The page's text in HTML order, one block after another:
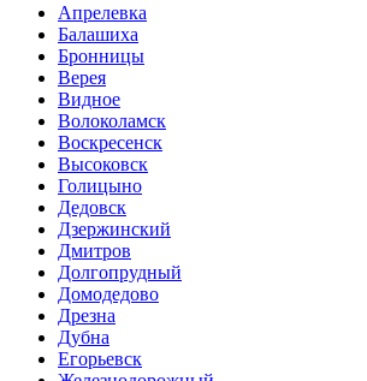
Апрелевка
Балашиха
Бронницы
Верея
Видное
Волоколамск
Воскресенск
Высоковск
Голицыно
Дедовск
Дзержинский
Дмитров
Долгопрудный
Домодедово
Дрезна
Дубна
Егорьевск